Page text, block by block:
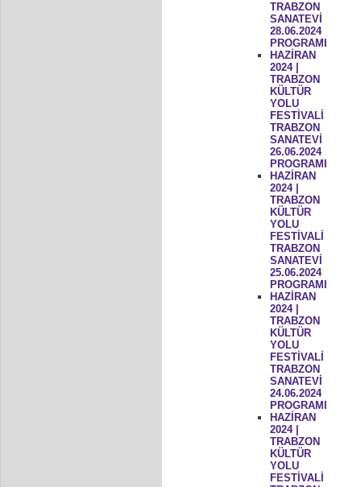
TRABZON
SANATEVİ
28.06.2024
PROGRAMI
HAZİRAN
2024 |
TRABZON
KÜLTÜR
YOLU
FESTİVALİ
TRABZON
SANATEVİ
26.06.2024
PROGRAMI
HAZİRAN
2024 |
TRABZON
KÜLTÜR
YOLU
FESTİVALİ
TRABZON
SANATEVİ
25.06.2024
PROGRAMI
HAZİRAN
2024 |
TRABZON
KÜLTÜR
YOLU
FESTİVALİ
TRABZON
SANATEVİ
24.06.2024
PROGRAMI
HAZİRAN
2024 |
TRABZON
KÜLTÜR
YOLU
FESTİVALİ